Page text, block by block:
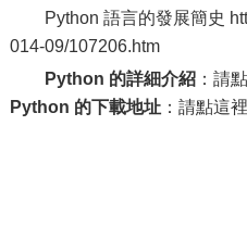
Python 語言的發展簡史
014-09/107206.htm
Python 的詳細介紹：請
Python 的下載地址：請點這裡